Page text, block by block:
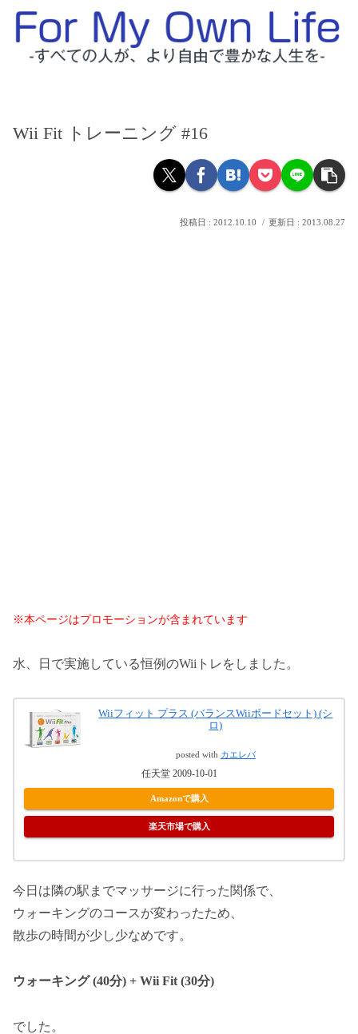
Wii Fit トレーニング #16
2012.10.10 2013.08.27
※本ページはプロモーションが含まれています
水、日で実施している恒例のWiiトレをしました。
Wiiフィット プラス (バランスWiiボードセット) (シ
ロ)
posted with カエレバ
任天堂 2009-10-01
Amazonで購入
楽天市場で購入
今日は隣の駅までマッサージに行った関係で、
ウォーキングのコースが変わったため、
散歩の時間が少し少なめです。
ウォーキング (40分) + Wii Fit (30分)
でした。